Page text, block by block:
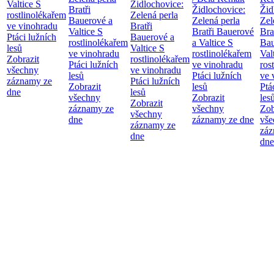
Valtice S
rostlinolékařem
ve vinohradu
Ptáci lužních
lesů
Zobrazit
všechny
záznamy ze
dne
Bratři
Bauerové a
Valtice S
rostlinolékařem
ve vinohradu
Ptáci lužních
lesů
Zobrazit
všechny
záznamy ze
dne
Židlochovice:
Zelená perla
Bratři
Bauerové a
Valtice S
rostlinolékařem
ve vinohradu
Ptáci lužních
lesů
Zobrazit
všechny
záznamy ze
dne
Židlochovice:
Zelená perla
Bratři Bauerové
a Valtice S
rostlinolékařem
ve vinohradu
Ptáci lužních
lesů
Zobrazit
všechny
záznamy ze dne
ve
dne